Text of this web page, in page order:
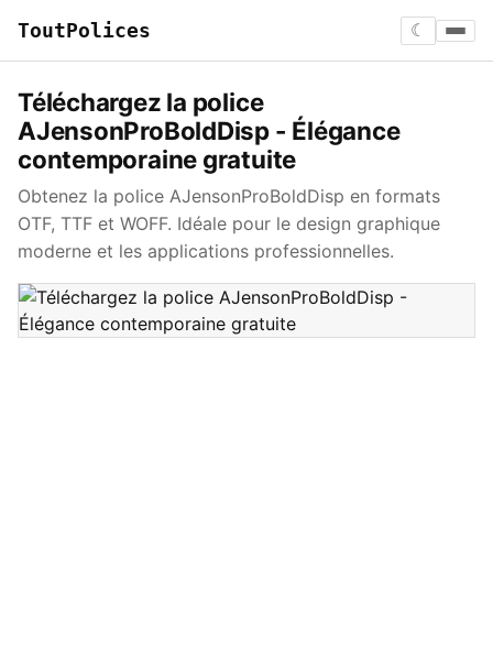
ToutPolices ☾
Téléchargez la police
AJensonProBoldDisp - Élégance
contemporaine gratuite
Obtenez la police AJensonProBoldDisp en formats
OTF, TTF et WOFF. Idéale pour le design graphique
moderne et les applications professionnelles.